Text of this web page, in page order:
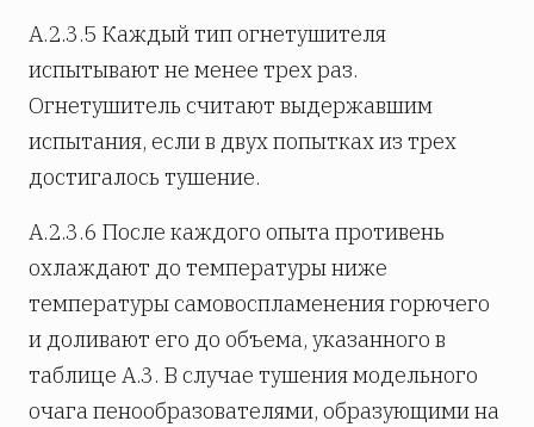
А.2.3.5 Каждый тип огнетушителя
испытывают не менее трех раз.
Огнетушитель считают выдержавшим
испытания, если в двух попытках из трех
достигалось тушение.
А.2.3.6 После каждого опыта противень
охлаждают до температуры ниже
температуры самовоспламенения горючего
и доливают его до объема, указанного в
таблице А.3. В случае тушения модельного
очага пенообразователями, образующими на